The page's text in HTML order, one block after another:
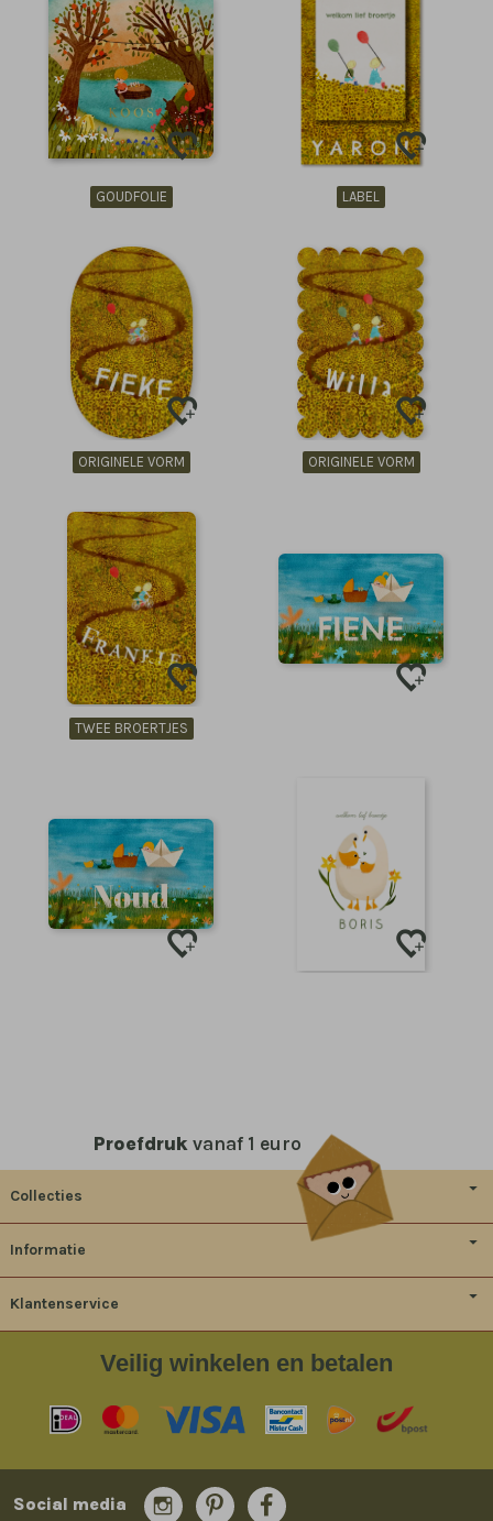
GOUDFOLIE LABEL
ORIGINELE VORM ORIGINELE VORM
TWEE BROERTJES
Proefdruk vanaf 1 euro
Collecties
Informatie
Klantenservice
Veilig winkelen en betalen
Social media